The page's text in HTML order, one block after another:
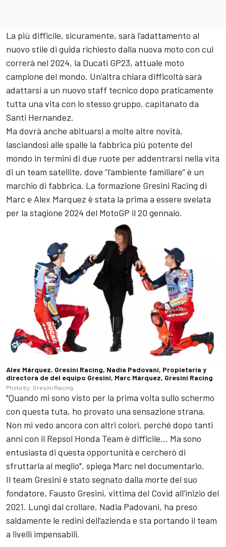
La più difficile, sicuramente, sarà l’adattamento al
nuovo stile di guida richiesto dalla nuova moto con cui
correrà nel 2024, la Ducati GP23, attuale moto
campione del mondo. Un’altra chiara difficoltà sarà
adattarsi a un nuovo staff tecnico dopo praticamente
tutta una vita con lo stesso gruppo, capitanato da
Santi Hernandez.
Ma dovrà anche abituarsi a molte altre novità,
lasciandosi alle spalle la fabbrica più potente del
mondo in termini di due ruote per addentrarsi nella vita
di un team satellite, dove “l’ambiente familiare” è un
marchio di fabbrica. La formazione Gresini Racing di
Marc e Alex Marquez è stata la prima a essere svelata
per la stagione 2024 del MotoGP il 20 gennaio.
Alex Márquez, Gresini Racing, Nadia Padovani, Propietaria y
directora de del equipo Gresini, Marc Márquez, Gresini Racing
Photo by: Gresini Racing
"Quando mi sono visto per la prima volta sullo schermo
con questa tuta, ho provato una sensazione strana.
Non mi vedo ancora con altri colori, perché dopo tanti
anni con il Repsol Honda Team è difficile… Ma sono
entusiasta di questa opportunità e cercherò di
sfruttarla al meglio", spiega Marc nel documentario.
Il team Gresini è stato segnato dalla morte del suo
fondatore, Fausto Gresini, vittima del Covid all'inizio del
2021. Lungi dal crollare, Nadia Padovani, ha preso
saldamente le redini dell’azienda e sta portando il team
a livelli impensabili.